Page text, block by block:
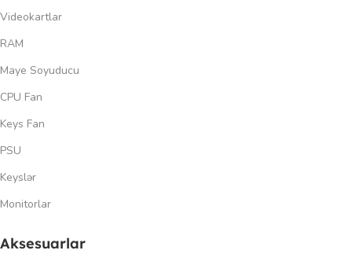
Videokartlar
RAM
Maye Soyuducu
CPU Fan
Keys Fan
PSU
Keyslər
Monitorlar
Aksesuarlar